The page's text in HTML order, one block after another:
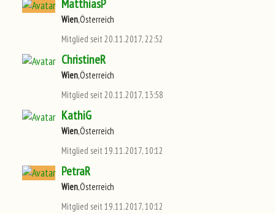
MatthiasP
Wien,Österreich
Mitglied seit 20.11.2017, 22:52
ChristineR
Wien,Österreich
Mitglied seit 20.11.2017, 13:58
KathiG
Wien,Österreich
Mitglied seit 19.11.2017, 10:12
PetraR
Wien,Österreich
Mitglied seit 19.11.2017, 10:12